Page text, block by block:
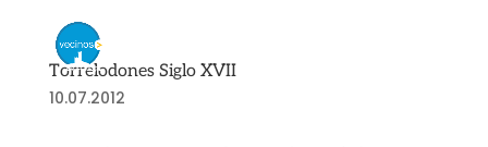
Torrelodones Siglo XVII
10.07.2012